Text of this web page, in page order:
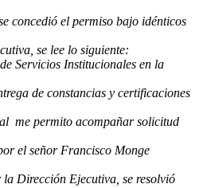
concedió el permiso bajo idénticos
se lee lo siguiente:
Servicios Institucionales en la
de constancias y certificaciones
me permito acompañar solicitud
el señor Francisco Monge
Dirección Ejecutiva, se resolvió